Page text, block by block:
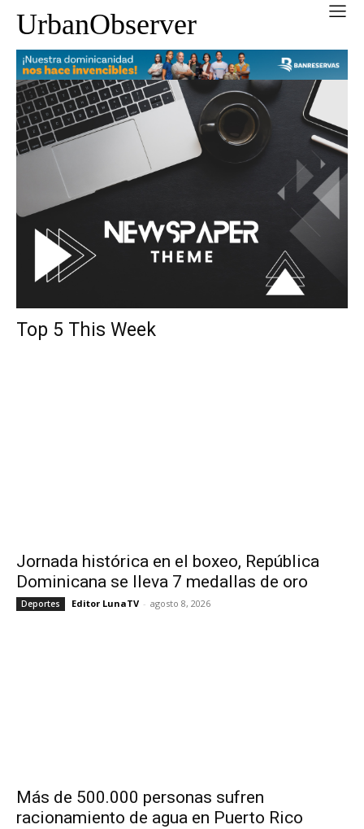
UrbanObserver
Top 5 This Week
Jornada histórica en el boxeo, República
Dominicana se lleva 7 medallas de oro
Deportes Editor LunaTV - agosto 8, 2026
Más de 500.000 personas sufren
racionamiento de agua en Puerto Rico